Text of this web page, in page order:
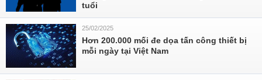
tuổi
25/02/2025
Hơn 200.000 mối đe dọa tấn công thiết bị
mỗi ngày tại Việt Nam